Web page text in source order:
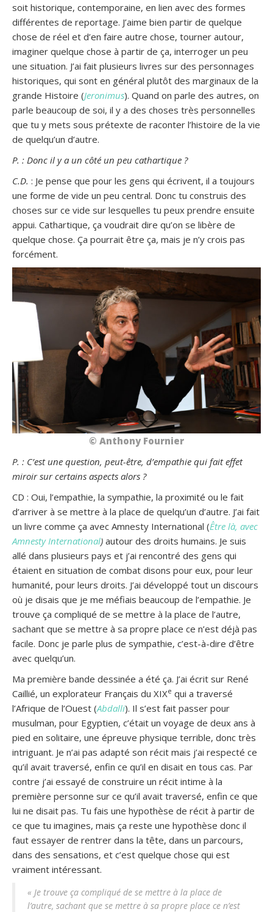
soit historique, contemporaine, en lien avec des formes
différentes de reportage. J’aime bien partir de quelque
chose de réel et d’en faire autre chose, tourner autour,
imaginer quelque chose à partir de ça, interroger un peu
une situation. J’ai fait plusieurs livres sur des personnages
historiques, qui sont en général plutôt des marginaux de la
grande Histoire (Jeronimus). Quand on parle des autres, on
parle beaucoup de soi, il y a des choses très personnelles
que tu y mets sous prétexte de raconter l’histoire de la vie
de quelqu’un d’autre.
P. : Donc il y a un côté un peu cathartique ?
C.D. : Je pense que pour les gens qui écrivent, il a toujours
une forme de vide un peu central. Donc tu construis des
choses sur ce vide sur lesquelles tu peux prendre ensuite
appui. Cathartique, ça voudrait dire qu’on se libère de
quelque chose. Ça pourrait être ça, mais je n’y crois pas
forcément.
© Anthony Fournier
P. : C’est une question, peut-être, d’empathie qui fait effet
miroir sur certains aspects alors ?
CD : Oui, l’empathie, la sympathie, la proximité ou le fait
d’arriver à se mettre à la place de quelqu’un d’autre. J’ai fait
un livre comme ça avec Amnesty International (Être là, avec
Amnesty International) autour des droits humains. Je suis
allé dans plusieurs pays et j’ai rencontré des gens qui
étaient en situation de combat disons pour eux, pour leur
humanité, pour leurs droits. J’ai développé tout un discours
où je disais que je me méfiais beaucoup de l’empathie. Je
trouve ça compliqué de se mettre à la place de l’autre,
sachant que se mettre à sa propre place ce n’est déjà pas
facile. Donc je parle plus de sympathie, c’est-à-dire d’être
avec quelqu’un.
Ma première bande dessinée a été ça. J’ai écrit sur René
Caillié, un explorateur Français du XIXe qui a traversé
l’Afrique de l’Ouest (Abdalli). Il s’est fait passer pour
musulman, pour Egyptien, c’était un voyage de deux ans à
pied en solitaire, une épreuve physique terrible, donc très
intriguant. Je n’ai pas adapté son récit mais j’ai respecté ce
qu’il avait traversé, enfin ce qu’il en disait en tous cas. Par
contre j’ai essayé de construire un récit intime à la
première personne sur ce qu’il avait traversé, enfin ce que
lui ne disait pas. Tu fais une hypothèse de récit à partir de
ce que tu imagines, mais ça reste une hypothèse donc il
faut essayer de rentrer dans la tête, dans un parcours,
dans des sensations, et c’est quelque chose qui est
vraiment intéressant.
« Je trouve ça compliqué de se mettre à la place de
l’autre, sachant que se mettre à sa propre place ce n’est